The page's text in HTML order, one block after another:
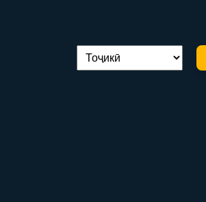
Иваз кардани забон: